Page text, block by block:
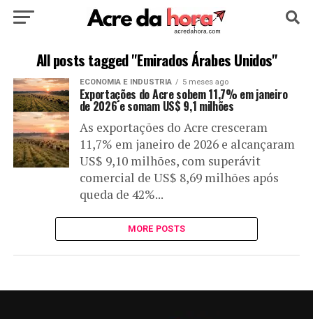
HOME POLÍTICA CULTURA ESPORTE
EDUCAÇÃO NOTÍCIA MUNDO
All posts tagged "Emirados Árabes Unidos"
ECONOMIA E INDUSTRIA 5 meses ago
Exportações do Acre sobem 11,7% em janeiro
de 2026 e somam US$ 9,1 milhões
As exportações do Acre cresceram
11,7% em janeiro de 2026 e alcançaram
US$ 9,10 milhões, com superávit
comercial de US$ 8,69 milhões após
queda de 42%...
MORE POSTS